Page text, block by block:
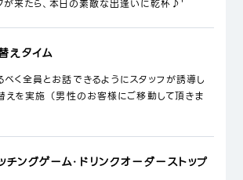
が来たら、本日の素敵な出逢いに乾杯♪'
えタイム
べく全員とお話できるようにスタッフが誘導し
えを実施 （男性のお客様にご移動して頂きま
チングゲーム・ドリンクオーダーストップ